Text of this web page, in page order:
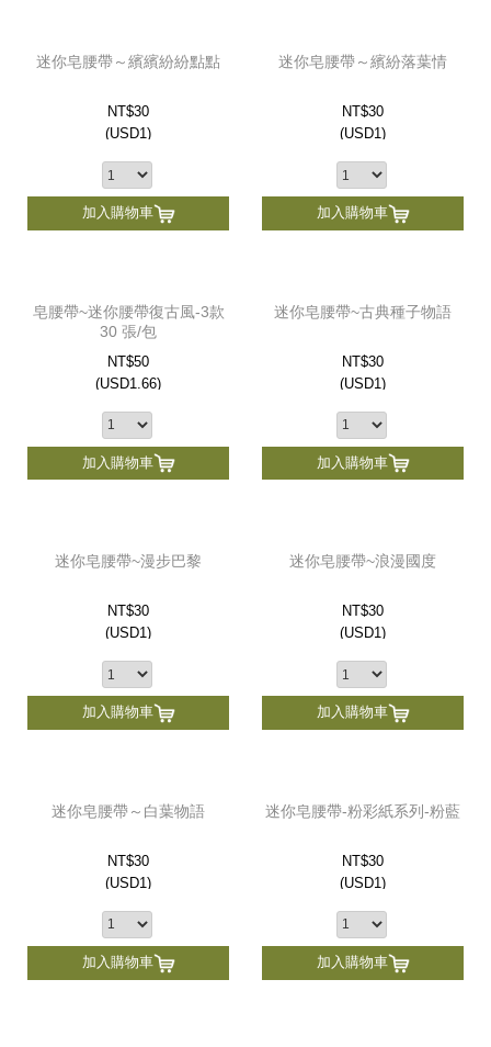
迷你皂腰帶～繽繽紛紛點點
NT$30
(USD1)
加入購物車
迷你皂腰帶～繽紛落葉情
NT$30
(USD1)
加入購物車
皂腰帶~迷你腰帶復古風-3款
30 張/包
NT$50
(USD1.66)
加入購物車
迷你皂腰帶~古典種子物語
NT$30
(USD1)
加入購物車
迷你皂腰帶~漫步巴黎
NT$30
(USD1)
加入購物車
迷你皂腰帶~浪漫國度
NT$30
(USD1)
加入購物車
迷你皂腰帶～白葉物語
NT$30
(USD1)
加入購物車
迷你皂腰帶-粉彩紙系列-粉藍
NT$30
(USD1)
加入購物車